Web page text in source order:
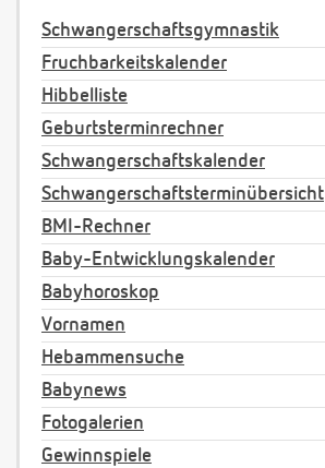
Schwangerschaftsgymnastik
Fruchbarkeitskalender
Hibbelliste
Geburtsterminrechner
Schwangerschaftskalender
Schwangerschaftsterminübersicht
BMI-Rechner
Baby-Entwicklungskalender
Babyhoroskop
Vornamen
Hebammensuche
Babynews
Fotogalerien
Gewinnspiele